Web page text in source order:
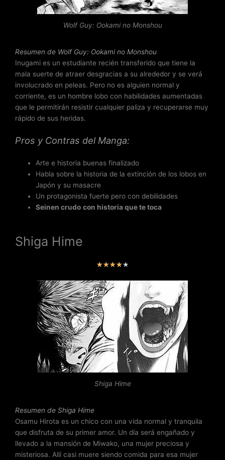
o
n
2
7
d
e
5
Wolf Guy: Ookami no Monshou
Resumen de Wolf Guy: Ookami no Monshou
Inugami es un estudiante recién transferido que tiene la
mala suerte de atraer desgracias a su alrededor y se verá
involucrado en peleas. Pero no es alguien normal y
corriente, es un hombre lobo con habilidades aumentadas
que le permitirán resistir cualquier paliza y recuperarse muy
rápido de sus heridas.
Pros y Contras del Manga:
Arte e historia buenas finalizado
Habla sobre la historia de la extinción de los lobos en
Japón y su masacre
Un protagonista fuerte pero con debilidades
Seinen crudo con historia que te toca
Shiga Hime
★★★★★V
l
o
a
d
o
c
o
n
4
d
e
5
Shiga Hime
Resumen de Shiga Hime
Osamu Hirota es un chico con una vida normal y tranquila
que disfruta de su primer amor. Un día será engañado y
llevado a la mansión de Miwako, una mujer preciosa y
misteriosa. Allí casi muere siendo comida para esa mujer